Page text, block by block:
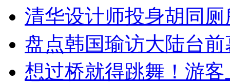
清华设计师投身胡同
盘点韩国瑜访大陆台
想过桥就得跳舞！游客